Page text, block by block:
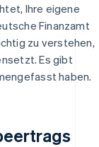
Ihre eigene
Finanzamt
zu verstehen,
Es gibt
haben.